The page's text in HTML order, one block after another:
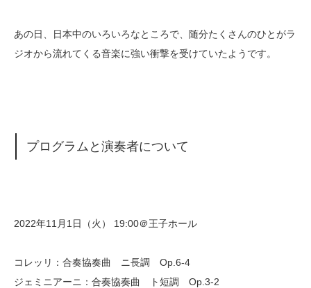
あの日、日本中のいろいろなところで、随分たくさんのひとがラ
ジオから流れてくる音楽に強い衝撃を受けていたようです。
プログラムと演奏者について
2022年11月1日（火） 19:00＠王子ホール
コレッリ：合奏協奏曲 ニ長調 Op.6-4
ジェミニアーニ：合奏協奏曲 ト短調 Op.3-2